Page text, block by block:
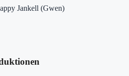
Jankell (Gwen)